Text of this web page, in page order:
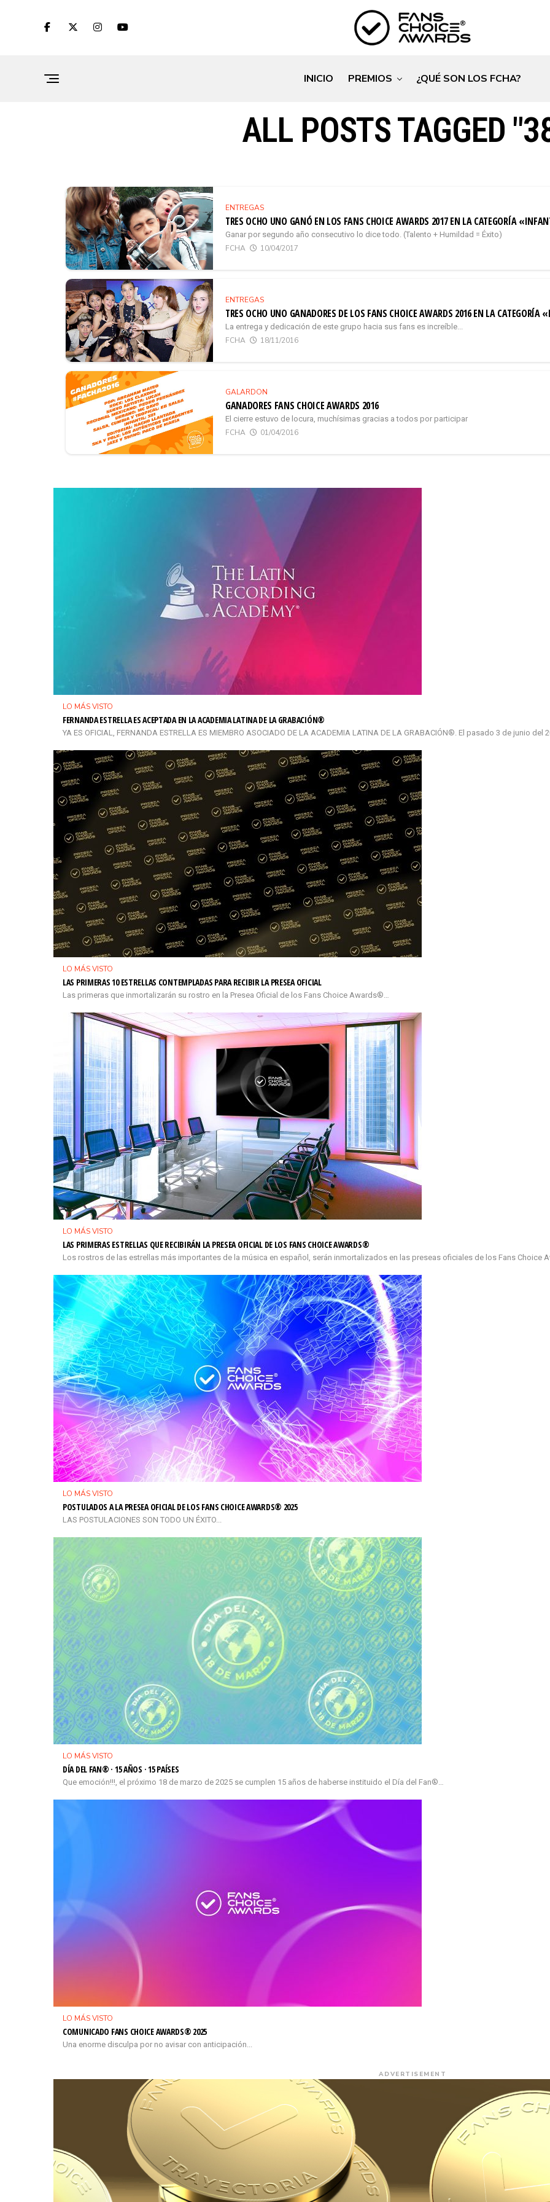
INICIO PREMIOS ¿QUÉ SON LOS FCHA?
ALL POSTS TAGGED
ENTREGAS
TRES OCHO UNO GANÓ EN LOS FANS CHOICE AWARDS 2017 EN LA CATEGORÍA
Ganar por segundo año consecutivo lo dice todo. (Talento + Humildad = Éxito)
FCHA 10/04/2017
ENTREGAS
TRES OCHO UNO GANADORES DE LOS FANS CHOICE AWARDS 2016 EN LA CATEGORÍA
La entrega y dedicación de este grupo hacia sus fans es increíble...
FCHA 18/11/2016
GALARDON
GANADORES FANS CHOICE AWARDS 2016
El cierre estuvo de locura, muchísimas gracias a todos por participar
FCHA 01/04/2016
LO MÁS VISTO
FERNANDA ESTRELLA ES ACEPTADA EN LA ACADEMIA LATINA DE LA GRABACIÓN®
YA ES OFICIAL, FERNANDA ESTRELLA ES MIEMBRO ASOCIADO DE LA ACADEMIA LATINA DE LA GRABACIÓN®. El pasado 3 de junio del
LO MÁS VISTO
LAS PRIMERAS 10 ESTRELLAS CONTEMPLADAS PARA RECIBIR LA PRESEA OFICIAL
Las primeras que inmortalizarán su rostro en la Presea Oficial de los Fans Choice Awards®…
LO MÁS VISTO
LAS PRIMERAS ESTRELLAS QUE RECIBIRÁN LA PRESEA OFICIAL DE LOS FANS CHOICE AWARDS®
Los rostros de las estrellas más importantes de la música en español, serán inmortalizados en las preseas oficiales de los Fans Choice
LO MÁS VISTO
POSTULADOS A LA PRESEA OFICIAL DE LOS FANS CHOICE AWARDS® 2025
LAS POSTULACIONES SON TODO UN ÉXITO...
LO MÁS VISTO
DÍA DEL FAN® · 15 AÑOS · 15 PAÍSES
Que emoción!!!, el próximo 18 de marzo de 2025 se cumplen 15 años de haberse instituido el Día del Fan®…
LO MÁS VISTO
COMUNICADO FANS CHOICE AWARDS® 2025
Una enorme disculpa por no avisar con anticipación...
ADVERTISEMENT